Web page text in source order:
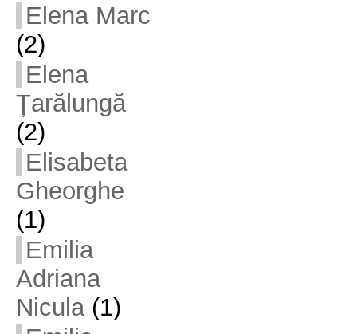
Elena Marc
(2)
Elena
Țarălungă
(2)
Elisabeta
Gheorghe
(1)
Emilia
Adriana
Nicula(1)